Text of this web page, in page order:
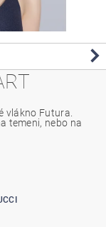
vlákno Futura.
temeni, nebo na